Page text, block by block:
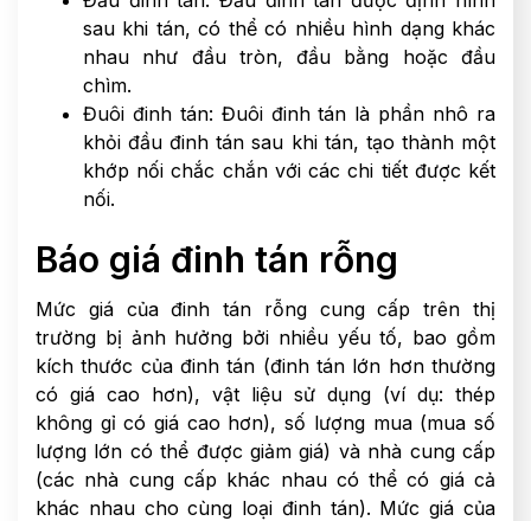
sau khi tán, có thể có nhiều hình dạng khác
nhau như đầu tròn, đầu bằng hoặc đầu
chìm.
Đuôi đinh tán: Đuôi đinh tán là phần nhô ra
khỏi đầu đinh tán sau khi tán, tạo thành một
khớp nối chắc chắn với các chi tiết được kết
nối.
Báo giá đinh tán rỗng
Mức giá của đinh tán rỗng cung cấp trên thị
trường bị ảnh hưởng bởi nhiều yếu tố, bao gồm
kích thước của đinh tán (đinh tán lớn hơn thường
có giá cao hơn), vật liệu sử dụng (ví dụ: thép
không gỉ có giá cao hơn), số lượng mua (mua số
lượng lớn có thể được giảm giá) và nhà cung cấp
(các nhà cung cấp khác nhau có thể có giá cả
khác nhau cho cùng loại đinh tán). Mức giá của